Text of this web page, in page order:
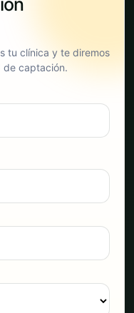
tu clínica y te diremos
de captación.